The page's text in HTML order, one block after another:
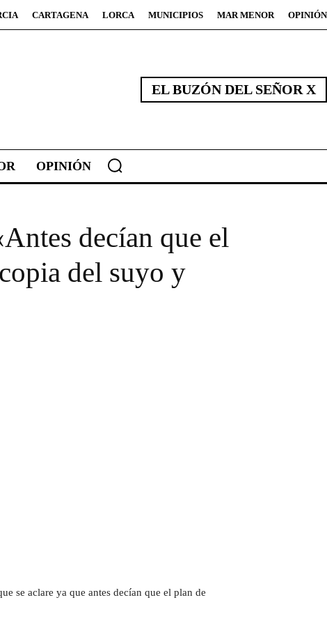
CARTAGENA LORCA MUNICIPIOS MAR MENOR OPINIÓN
EL BUZÓN DEL SEÑOR X
OPINIÓN
decían que el
del suyo y
se aclare ya que antes decían que el plan de